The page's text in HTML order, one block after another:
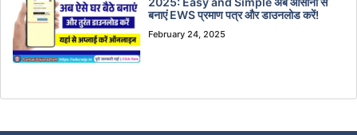
बनाएं EWS प्रमाण पत्र और डाउनलोड करें!
February 24, 2025